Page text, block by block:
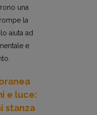
una
la
aiuta ad
e
e luce:
stanza